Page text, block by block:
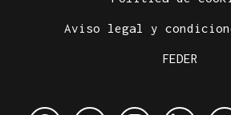
Aviso legal y
FEDER